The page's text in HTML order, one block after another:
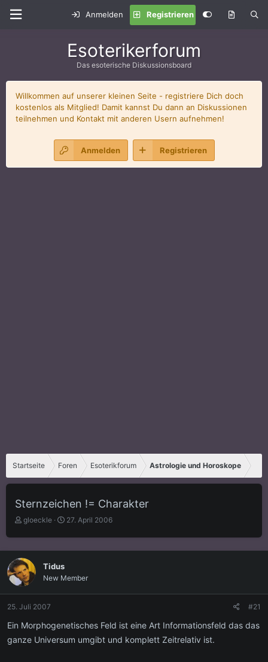
Anmelden Registrieren
Esoterikerforum
Das esoterische Diskussionsboard
Willkommen auf unserer kleinen Seite - registriere Dich doch
kostenlos als Mitglied! Damit kannst Du dann an Diskussionen
teilnehmen und Kontakt mit anderen Usern aufnehmen!
Anmelden Registrieren
Startseite Foren Esoterikforum Astrologie und Horoskope
Sternzeichen != Charakter
E
s
t
e
l
l
e
r
gloeckle
E
s
t
l
t
27. April 2006
Tidus
New Member
25. Juli 2007 #21
Ein Morphogenetisches Feld ist eine Art Informationsfeld das das
ganze Universum umgibt und komplett Zeitrelativ ist.